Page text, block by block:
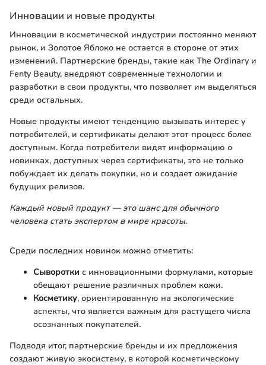
Инновации и новые продукты
Инновации в косметической индустрии постоянно меняют
рынок, и Золотое Яблоко не остается в стороне от этих
изменений. Партнерские бренды, такие как The Ordinary и
Fenty Beauty, внедряют современные технологии и
разработки в свои продукты, что позволяет им выделяться
среди остальных.
Новые продукты имеют тенденцию вызывать интерес у
потребителей, и сертификаты делают этот процесс более
доступным. Когда потребители видят информацию о
новинках, доступных через сертификаты, это не только
побуждает их делать покупки, но и создает ожидание
будущих релизов.
Каждый новый продукт — это шанс для обычного
человека стать экспертом в мире красоты.
Среди последних новинок можно отметить:
Сыворотки с инновационными формулами, которые
обещают решение различных проблем кожи.
Косметику, ориентированную на экологические
аспекты, что является важным для растущего числа
осознанных покупателей.
Подводя итог, партнерские бренды и их предложения
создают живую экосистему, в которой косметическому